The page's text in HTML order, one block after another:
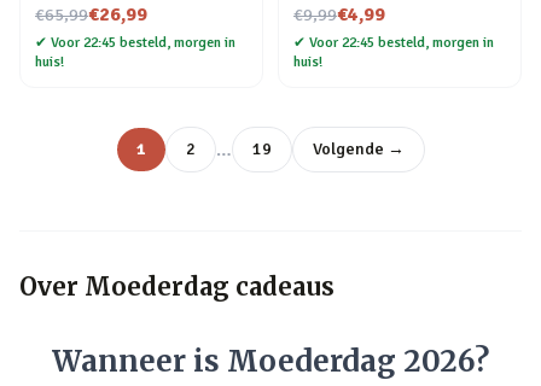
€65,99
Nu voor€26,99
✔ Voor 22:45 besteld, morgen in
huis!
€9,99
Nu voor€4,99
✔ Voor 22:45 besteld, morgen in
huis!
1 2 … 19 Volgende →
Over Moederdag cadeaus
Wanneer is Moederdag 2026?